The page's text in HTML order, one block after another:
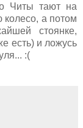
Читы тают на
колесо, а потом
стоянке,
есть) и ложусь
:(